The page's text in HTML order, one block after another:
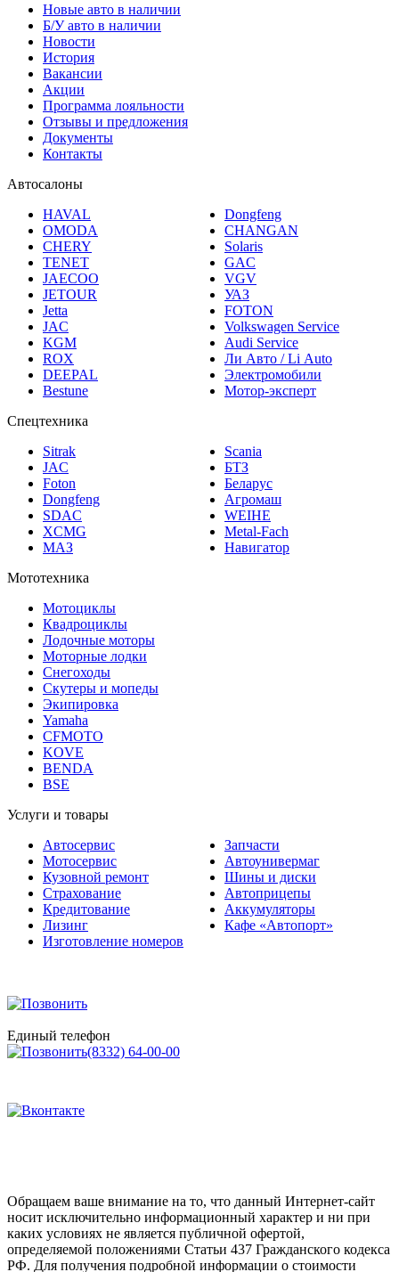
Новые авто в наличии
Б/У авто в наличии
Новости
История
Вакансии
Акции
Программа лояльности
Отзывы и предложения
Документы
Контакты
Автосалоны
HAVAL
OMODA
CHERY
TENET
JAECOO
JETOUR
Jetta
JAC
KGM
ROX
DEEPAL
Bestune
Dongfeng
CHANGAN
Solaris
GAC
VGV
УАЗ
FOTON
Volkswagen Service
Audi Service
Ли Авто / Li Auto
Электромобили
Мотор-эксперт
Спецтехника
Sitrak
JAC
Foton
Dongfeng
SDAC
XCMG
МАЗ
Scania
БТЗ
Беларус
Агромаш
WEIHE
Metal-Fach
Навигатор
Мототехника
Мотоциклы
Квадроциклы
Лодочные моторы
Моторные лодки
Снегоходы
Скутеры и мопеды
Экипировка
Yamaha
CFMOTO
KOVE
BENDA
BSE
Услуги и товары
Автосервис
Мотосервис
Кузовной ремонт
Страхование
Кредитование
Лизинг
Изготовление номеров
Запчасти
Автоунивермаг
Шины и диски
Автоприцепы
Аккумуляторы
Кафе «Автопорт»
Единый телефон
(8332) 64-00-00
Обращаем ваше внимание на то, что данный Интернет-сайт
носит исключительно информационный характер и ни при
каких условиях не является публичной офертой,
определяемой положениями Статьи 437 Гражданского кодекса
РФ. Для получения подробной информации о стоимости